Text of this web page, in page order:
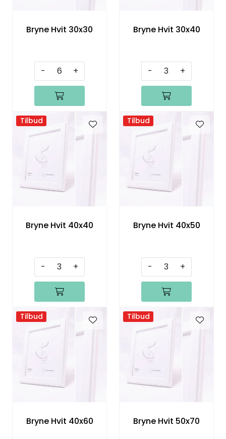
Bryne Hvit 30x30
- +
Bryne Hvit 30x40
- +
Tilbud
Bryne Hvit 40x40
- +
Tilbud
Bryne Hvit 40x50
- +
Tilbud
Bryne Hvit 40x60
Tilbud
Bryne Hvit 50x70